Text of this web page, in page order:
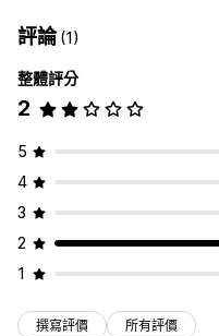
評論(1)
整體評分
2
5
4
3
2
1
撰寫評價 所有評價